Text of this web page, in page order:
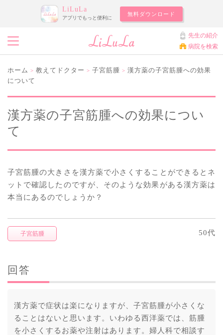
LiLuLa
アプリでもっと便利に
無料ダウンロード
先生の紹介
病院を検索
ホーム > 教えてドクター > 子宮筋腫 > 漢方薬の子宮筋腫への効果
について
漢方薬の子宮筋腫への効果につい
て
子宮筋腫の大きさを漢方薬で小さくすることができるとネ
ットで確認したのですが、そのような効果がある漢方薬は
本当にあるのでしょうか？
子宮筋腫 50代
回答
漢方薬で症状は楽になりますが、子宮筋腫が小さくな
ることはないと思います。いわゆる西洋薬では、筋腫
を小さくするお薬や注射はあります。婦人科で相談す